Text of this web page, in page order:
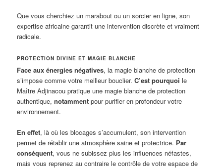
Que vous cherchiez un marabout ou un sorcier en ligne, son
expertise africaine garantit une intervention discrète et vraiment
radicale.
PROTECTION DIVINE ET MAGIE BLANCHE
Face aux énergies négatives, la magie blanche de protection
s’impose comme votre meilleur bouclier.C’est pourquoi le
Maître Adjinacou pratique une magie blanche de protection
authentique,notamment pour purifier en profondeur votre
environnement.
En effet, là où les blocages s’accumulent, son intervention
permet de rétablir une atmosphère saine et protectrice. Par
conséquent, vous ne subissez plus les influences néfastes,
mais vous reprenez au contraire le contrôle de votre espace de